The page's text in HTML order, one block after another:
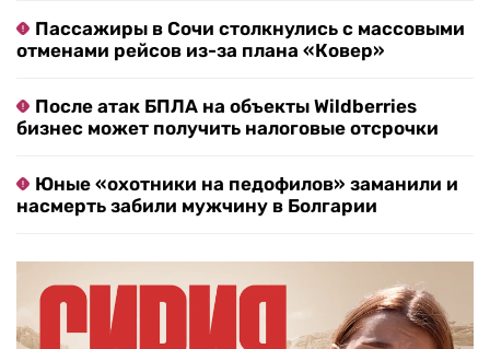
Пассажиры в Сочи столкнулись с массовыми
отменами рейсов из-за плана «Ковер»
После атак БПЛА на объекты Wildberries
бизнес может получить налоговые отсрочки
Юные «охотники на педофилов» заманили и
насмерть забили мужчину в Болгарии